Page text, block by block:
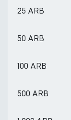
25 ARB
50 ARB
100 ARB
500 ARB